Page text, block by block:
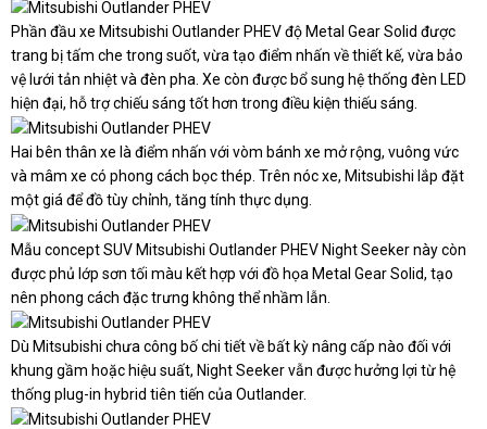
Phần đầu xe Mitsubishi Outlander PHEV độ Metal Gear Solid được
trang bị tấm che trong suốt, vừa tạo điểm nhấn về thiết kế, vừa bảo
vệ lưới tản nhiệt và đèn pha. Xe còn được bổ sung hệ thống đèn LED
hiện đại, hỗ trợ chiếu sáng tốt hơn trong điều kiện thiếu sáng.
Hai bên thân xe là điểm nhấn với vòm bánh xe mở rộng, vuông vức
và mâm xe có phong cách bọc thép. Trên nóc xe, Mitsubishi lắp đặt
một giá để đồ tùy chỉnh, tăng tính thực dụng.
Mẫu concept SUV Mitsubishi Outlander PHEV Night Seeker này còn
được phủ lớp sơn tối màu kết hợp với đồ họa Metal Gear Solid, tạo
nên phong cách đặc trưng không thể nhầm lẫn.
Dù Mitsubishi chưa công bố chi tiết về bất kỳ nâng cấp nào đối với
khung gầm hoặc hiệu suất, Night Seeker vẫn được hưởng lợi từ hệ
thống plug-in hybrid tiên tiến của Outlander.